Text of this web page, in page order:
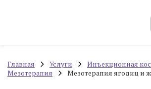
Главная Услуги
Инъекционная
Мезотерапия
Мезотерапия ягодиц и